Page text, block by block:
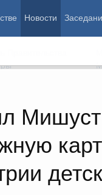
Новости
Правительства